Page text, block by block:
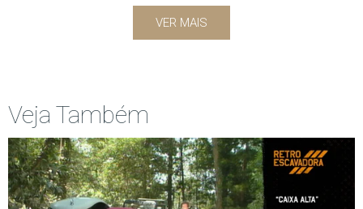
VER MAIS
Veja Também